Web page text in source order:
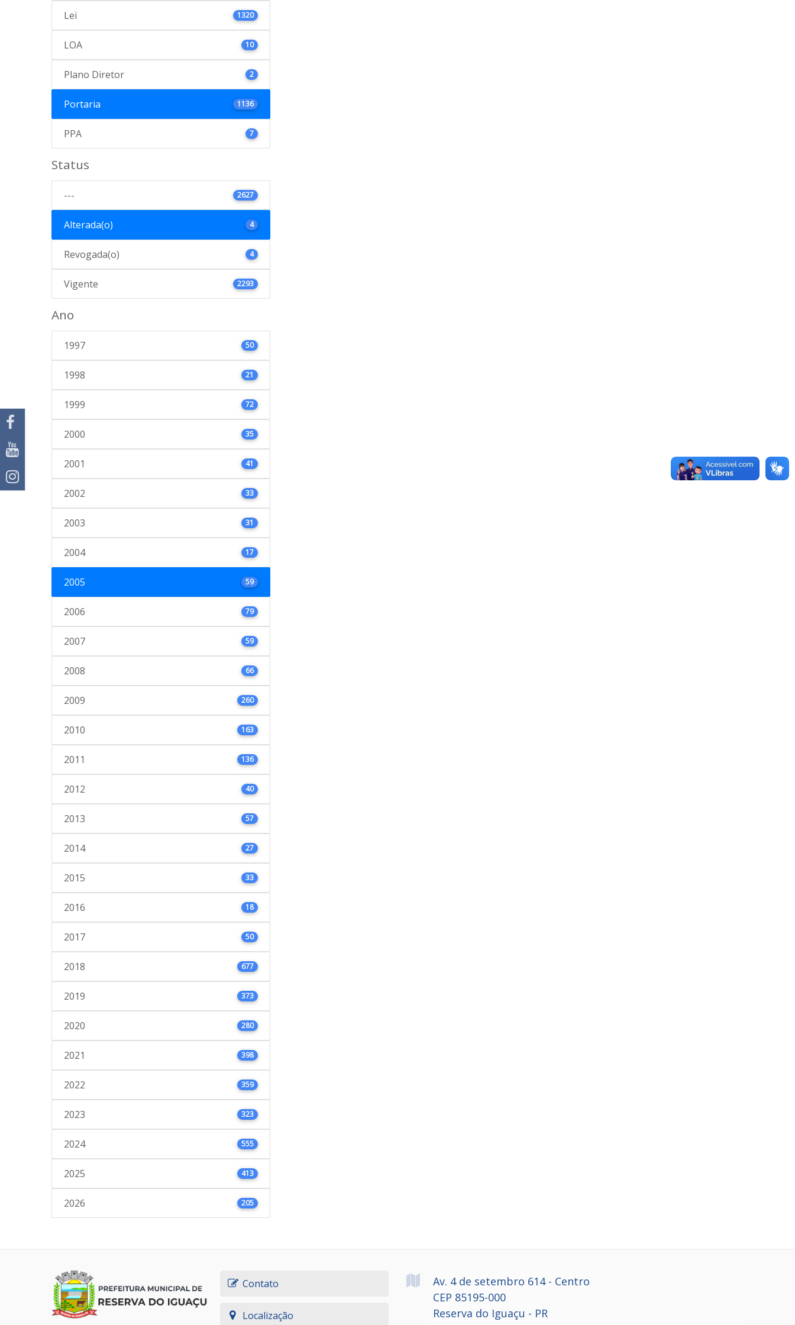
Lei 1320
LOA 10
Plano Diretor 2
Portaria 1136
PPA 7
Status
--- 2627
Alterada(o) 4
Revogada(o) 4
Vigente 2293
Ano
1997 50
1998 21
1999 72
2000 35
2001 41
2002 33
2003 31
2004 17
2005 59
2006 79
2007 59
2008 66
2009 260
2010 163
2011 136
2012 40
2013 57
2014 27
2015 33
2016 18
2017 50
2018 677
2019 373
2020 280
2021 398
2022 359
2023 323
2024 555
2025 413
2026 205
Contato
Localização
Av. 4 de setembro 614 - Centro
CEP 85195-000
Reserva do Iguaçu - PR